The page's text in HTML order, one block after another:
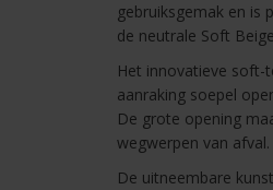
gebruiksgemak en is
de neutrale Soft
Het innovatieve soft-
aanraking soepel
De grote opening
wegwerpen van afval.
De uitneembare